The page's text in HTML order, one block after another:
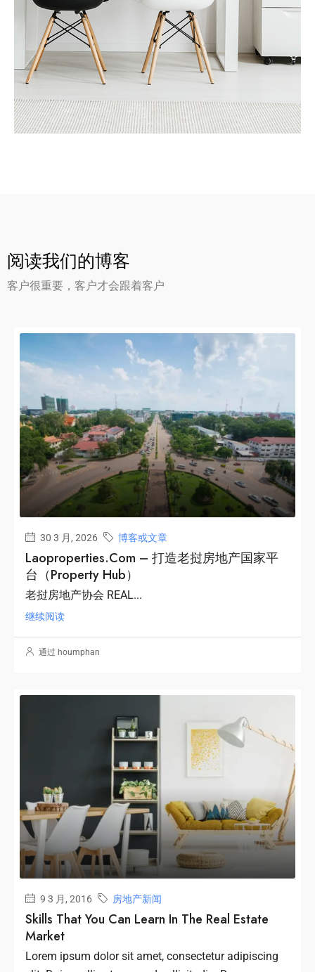
更多细节
阅读我们的博客
客户很重要，客户才会跟着客户
30 3 月, 2026 博客或文章
Laoproperties.com – 打造老挝房地产国家平
台（Property Hub）
老挝房地产协会 REAL...
继续阅读
通过 houmphan
9 3 月, 2016 房地产新闻
Skills That You Can Learn In The Real Estate
Market
Lorem ipsum dolor sit amet, consectetur adipiscing